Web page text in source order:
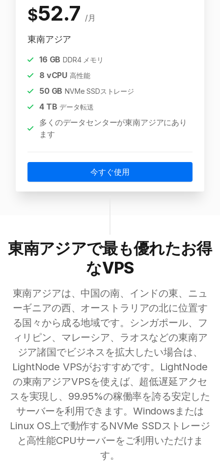
$52.7 /月
東南アジア
16 GB DDR4 メモリ
8 vCPU 高性能
50GB NVMe SSDストレージ
4TB データ転送
多くのデータセンターが東南アジアにあり
ます
今すぐ使用
東南アジアで最も優れたお得
なVPS
東南アジアは、中国の南、インドの東、ニュ
ーギニアの西、オーストラリアの北に位置す
る国々から成る地域です。シンガポール、フ
ィリピン、マレーシア、ラオスなどの東南ア
ジア諸国でビジネスを拡大したい場合は、
LightNode VPSがおすすめです。LightNode
の東南アジアVPSを使えば、超低遅延アクセ
スを実現し、99.95%の稼働率を誇る安定した
サーバーを利用できます。Windowsまたは
Linux OS上で動作するNVMe SSDストレージ
と高性能CPUサーバーをご利用いただけま
す。